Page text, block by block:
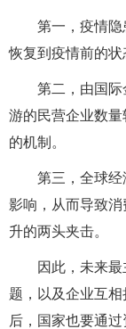
第一，疫情
恢复到疫情前的状
第二，由国
游的民营企业数
的机制。
第三，全球
影响，从而导致
升的两头夹击。
因此，未来
题，以及企业互
后，国家也要通